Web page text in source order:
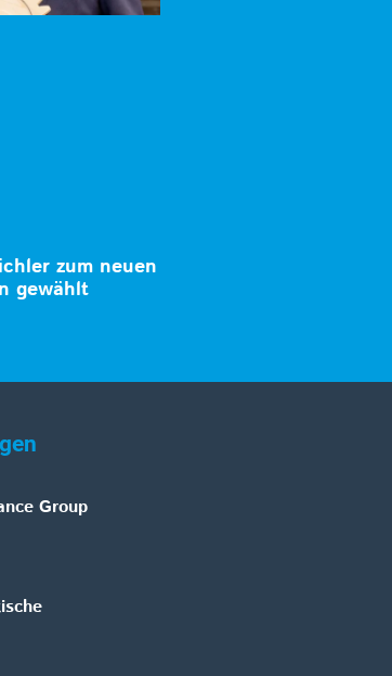
zum neuen
gewählt
Group